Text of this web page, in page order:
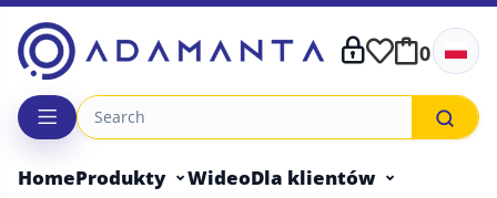
Skip
content
0
HomeProdukty WideoDla klientów